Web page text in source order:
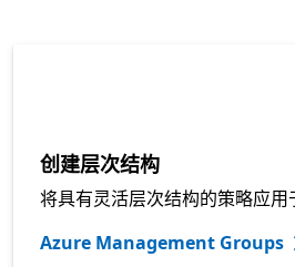
创建层次结构
将具有灵活层次结构的策略应用
Azure Management Groups